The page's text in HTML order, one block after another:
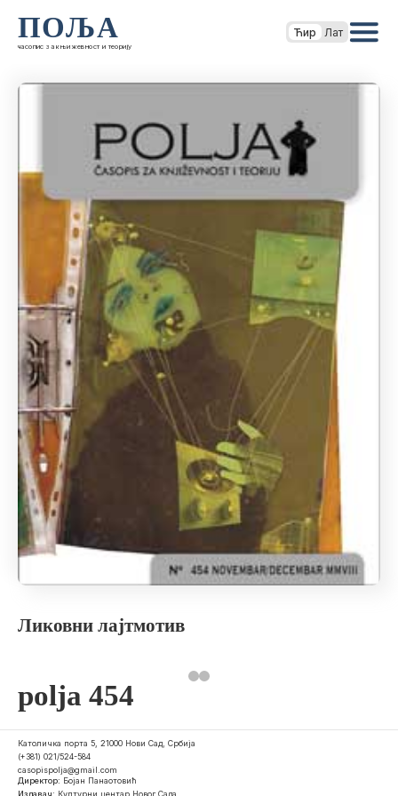
ПОЉА
часопис за књижевност и теорију
Ћир Лат
Ликовни лајтмотив
polja 454
Католичка порта 5, 21000 Нови Сад, Србија
(+381) 021/524-584
casopispolja@gmail.com
Директор: Бојан Панаотовић
Издавач: Културни центар Новог Сада